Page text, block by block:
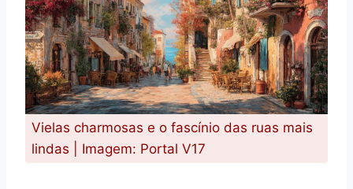
Vielas charmosas e o fascínio das ruas mais
lindas | Imagem: Portal V17